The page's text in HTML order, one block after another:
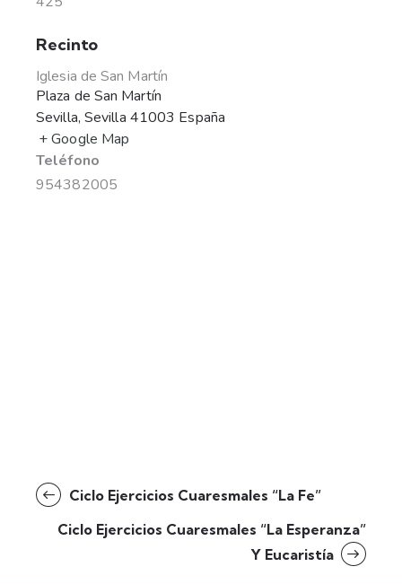
Recinto
Iglesia de San Martín
Plaza de San Martín
Sevilla, Sevilla 41003 España
+ Google Map
Teléfono
954382005
Ciclo Ejercicios Cuaresmales “La Fe”
Ciclo Ejercicios Cuaresmales “La Esperanza”
Y Eucaristía